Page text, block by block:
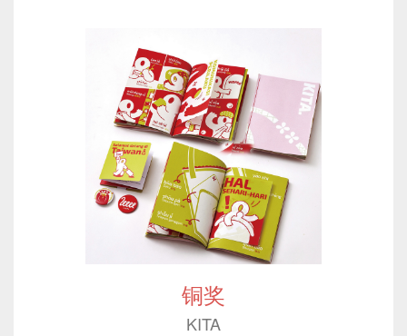
铜奖
KITA